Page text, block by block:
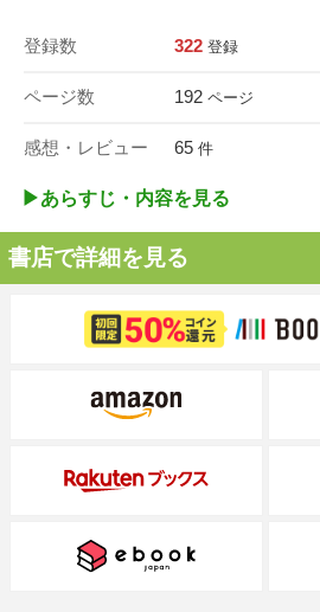
登録数 322 登録
ページ数 192 ページ
感想・レビュー 65 件
▶︎あらすじ・内容を見る
書店で詳細を見る